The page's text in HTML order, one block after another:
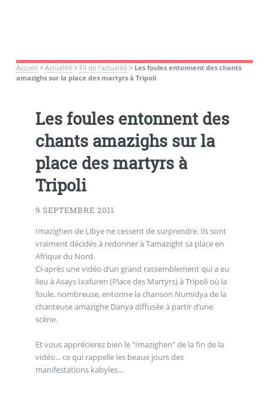
Accueil > Actualité> Fil de l’actualité> Les foules entonnent des chants
amazighs sur la place des martyrs à Tripoli
Les foules entonnent des
chants amazighs sur la
place des martyrs à
Tripoli
9 SEPTEMBRE 2011
Imazighen de Libye ne cessent de surprendre. Ils sont
vraiment décidés à redonner à Tamazight sa place en
Afrique du Nord.
Ci-après une vidéo d’un grand rassemblement qui a eu
lieu à Asays Ixafuren (Place des Martyrs) à Tripoli où la
foule, nombreuse, entonne la chanson Numidya de la
chanteuse amazighe Danya diffusée à partir d’une
scène.
Et vous apprécierez bien le "Imazighen" de la fin de la
vidéo... ce qui rappelle les beaux jours des
manifestations kabyles...